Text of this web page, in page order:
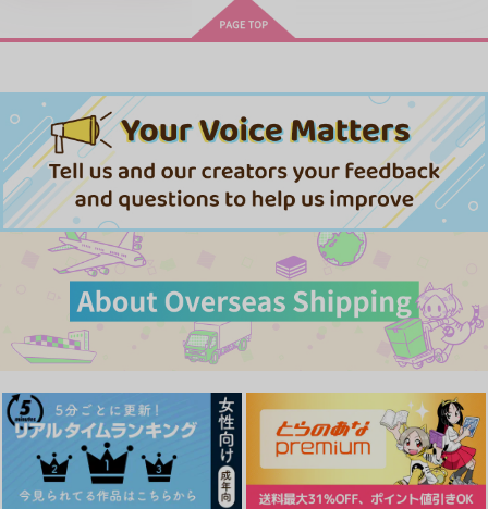
体感予報 2 青と碧 2
きみは最愛のステラ 上下巻 ミルクなきみとビターな彼 2
愛とかいろいろあるところ あなたは俺の運命でしょ！！
cloud nine(古川 慎盤)/古川慎
LIMITLESS(初回限定盤)/蒼井
春夏秋冬代行者 春の舞
「40までにしたい10のこと2」
ドラマCD特装盤 (マンガ小冊
子セット)
MAMORU MIYANO ASIA LIV
E TOUR 2025-2026 ～VACATI
ONING!～/宮野真守
悲劇の元凶となる最強外道ラ
スボス女王は民の為に尽くし
ます。Season2